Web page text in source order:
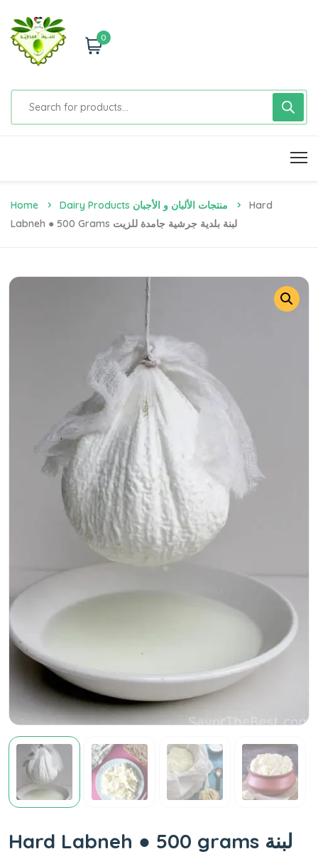
0
Home Dairy Products منتجات الألبان و الأجبان
Hard
Labneh ● 500 Grams لبنة بلدية جرشية جامدة للزيت
Hard Labneh ● 500 grams لبنة